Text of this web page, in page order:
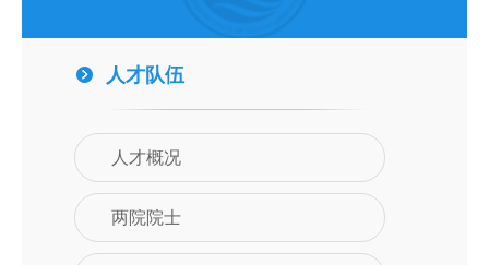
人才队伍
人才概况
两院院士